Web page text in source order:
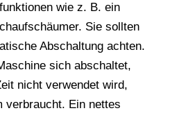
wie z. B. ein
Sie sollten
Abschaltung achten.
sich abschaltet,
nicht verwendet wird,
verbraucht. Ein nettes